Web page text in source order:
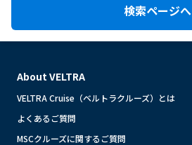
検索ページへ
About VELTRA
VELTRA Cruise（ベルトラクルーズ）とは
よくあるご質問
MSCクルーズに関するご質問